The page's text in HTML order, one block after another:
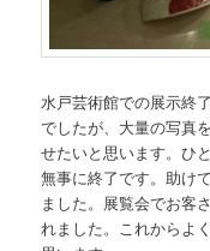
水戸芸術館での展示終
でしたが、大量の写真
せたいと思います。ひ
無事に終了です。助け
ました。展覧会でお客
れました。これからよ